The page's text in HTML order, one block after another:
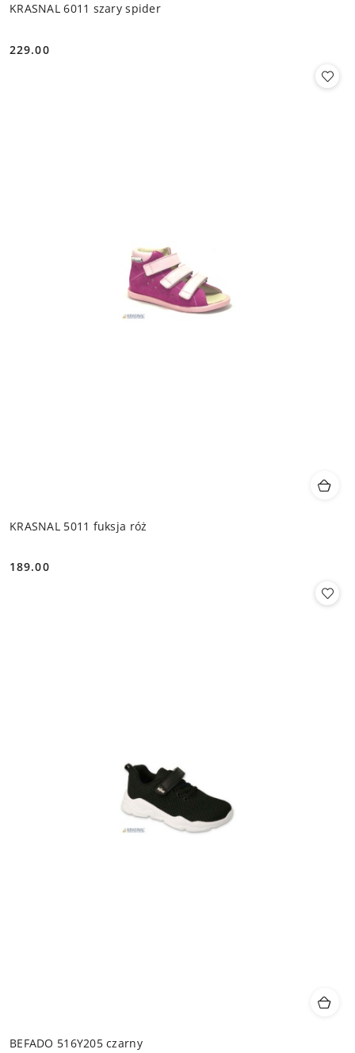
KRASNAL 6011 szary spider
Cena:
229.00
KRASNAL 5011 fuksja róż
Cena:
189.00
BEFADO 516Y205 czarny